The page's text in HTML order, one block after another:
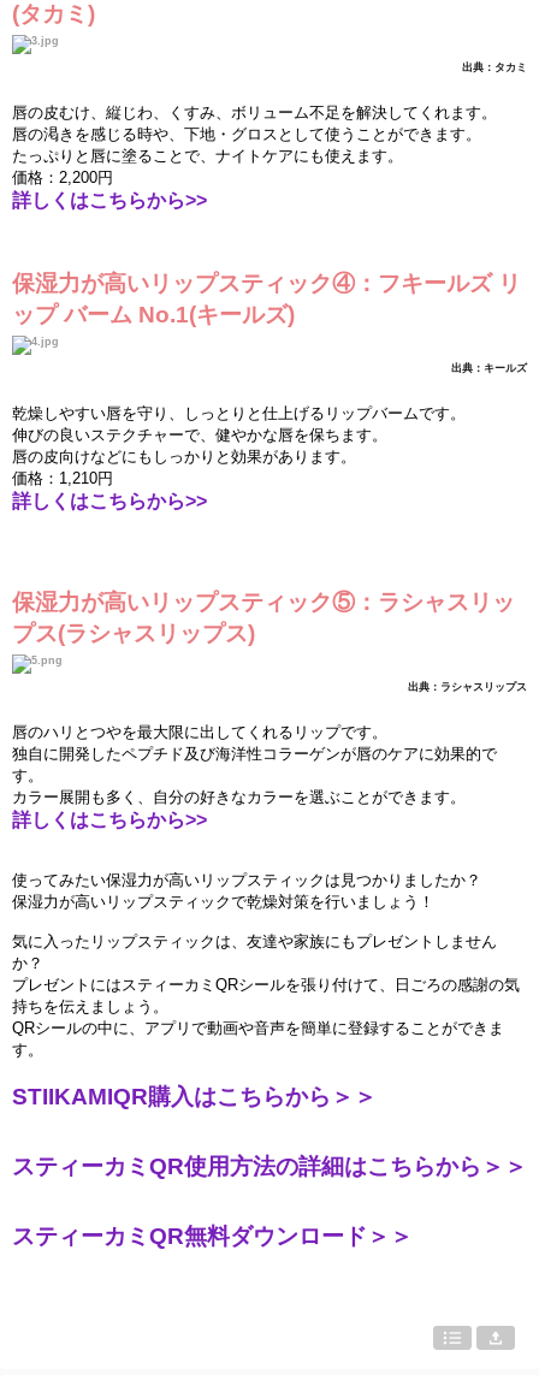
(タカミ )
出典：タカミ
唇の皮むけ、 縦 じわ、くすみ、ボリュ ーム不足を解決してくれます。
唇の渇きを感じる時や、下地 ・ グロスとして使うことができます。
たっぷりと唇に塗ることで、ナイトケアにも使えます。
価格： 2,200円
詳しくはこちらから>>
保湿力が高いリップスティック④：フキールズ リ
ップ バーム No.1(キールズ)
出典：キールズ
乾燥しやすい唇を守り、しっとりと仕上げるリップバームです。
伸びの良いステクチャ ーで、健やかな唇を保ちます。
唇の皮向けなどにもしっかりと 効果があります。
価格： 1,210円
詳しくはこちらから>>
保湿力が高いリップスティック⑤：ラシャスリッ
プス(ラシャスリップス)
出典：ラシャスリップス
唇のハリとつやを最大限に出してくれるリップです。
独自に開発したペプチド及び海洋性コラ ーゲンが唇のケアに効果的で
す。
カラ ー展開も多く、自分の好きなカラ ーを選ぶことができます。
詳しくはこちらから>>
使ってみたい保湿力が高いリップスティックは見つかりましたか？
保湿力が高いリップスティックで乾燥対策を行いましょう！
気に入ったリップスティックは、友達や家族にもプレゼントしません
か？
プレゼントにはスティ ーカミ QRシールを張り付けて、日ごろの感謝の気
持ちを伝えましょう。
QRシールの中に、アプリで動画や音声を簡単に登録することができま
す。
STIIKAMIQR購入はこちらから＞＞
スティーカミ QR使用方法の詳細はこちらから＞＞
スティーカミ QR無料ダウンロード＞＞